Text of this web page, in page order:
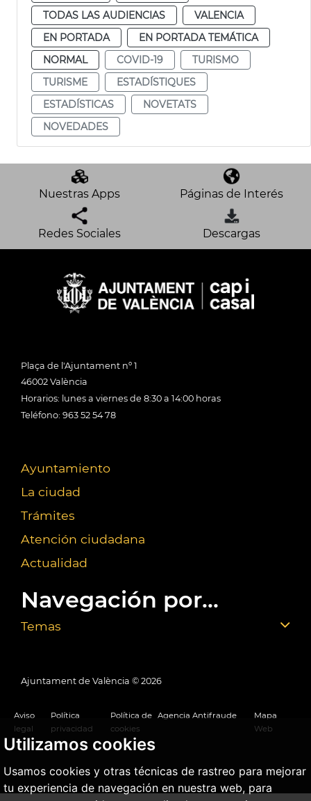
Utilizamos cookies
Usamos cookies y otras técnicas de rastreo para mejorar
tu experiencia de navegación en nuestra web, para
TODAS LAS AUDIENCIAS
VALENCIA
EN PORTADA
EN PORTADA TEMÁTICA
NORMAL
COVID-19
TURISMO
TURISME
ESTADÍSTIQUES
ESTADÍSTICAS
NOVETATS
NOVEDADES
Nuestras Apps Páginas de Interés
Redes Sociales Descargas
Plaça de l'Ajuntament nº 1
46002 València
Horarios: lunes a viernes de 8:30 a 14:00 horas
Teléfono: 963 52 54 78
Ayuntamiento
La ciudad
Trámites
Atención ciudadana
Actualidad
Navegación por...
Temas
Ajuntament de València © 2026
Aviso
legal
Política
privacidad
Política de
cookies
Agencia Antifraude
Mapa
Web